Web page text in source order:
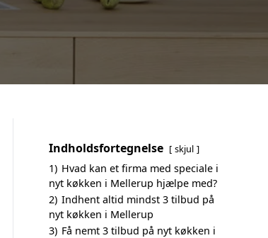
Indholdsfortegnelse skjul
1) Hvad kan et firma med speciale i
nyt køkken i Mellerup hjælpe med?
2) Indhent altid mindst 3 tilbud på
nyt køkken i Mellerup
3) Få nemt 3 tilbud på nyt køkken i